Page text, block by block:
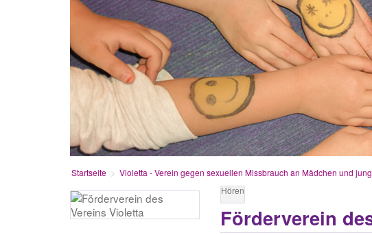
Startseite Violetta - Verein gegen sexuellen Missbrauch an Mädchen und
Hören
Förderverein